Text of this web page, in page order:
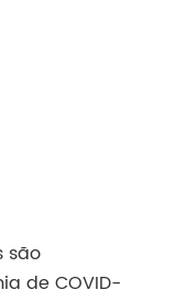
são
de COVID-